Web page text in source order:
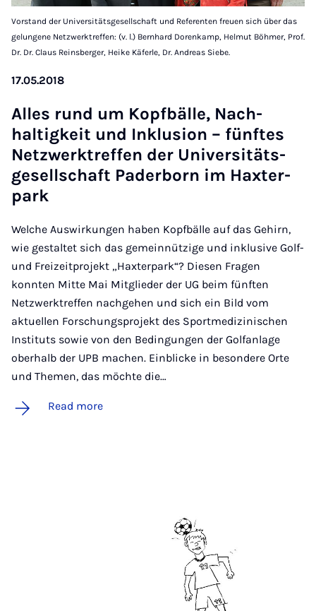
Vorstand der Universitätsgesellschaft und Referenten freuen sich über das
gelungene Netzwerktreffen: (v. l.) Bernhard Dorenkamp, Helmut Böhmer, Prof.
Dr. Dr. Claus Reinsberger, Heike Käferle, Dr. Andreas Siebe.
17.05.2018
Alles rund um Kopf­bälle, Nach­
haltigkeit und Inklu­sion – fün­ft­es
Net­zwerktref­fen der Uni­versitäts­
gesell­schaft Pader­born im Hax­ter­
park
Welche Auswirkungen haben Kopfbälle auf das Gehirn,
wie gestaltet sich das gemeinnützige und inklusive Golf-
und Freizeitprojekt „Haxterpark“? Diesen Fragen
konnten Mitte Mai Mitglieder der UG beim fünften
Netzwerktreffen nachgehen und sich ein Bild vom
aktuellen Forschungsprojekt des Sportmedizinischen
Instituts sowie von den Bedingungen der Golfanlage
oberhalb der UPB machen. Einblicke in besondere Orte
und Themen, das möchte die…
Read more